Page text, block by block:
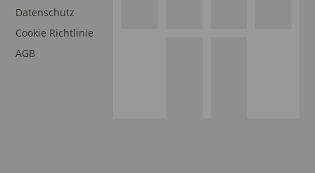
Datenschutz
Cookie Richtlinie
AGB